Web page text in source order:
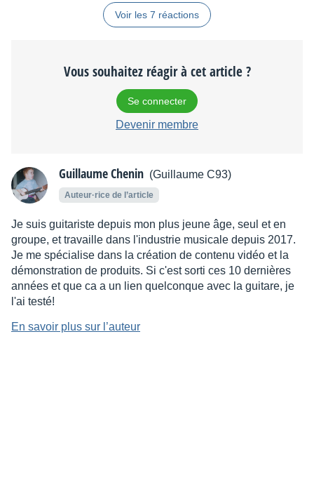
Voir les 7 réactions
Vous souhaitez réagir à cet article ?
Se connecter
Devenir membre
Guillaume Chenin (Guillaume C93)
Auteur·rice de l’article
Je suis guitariste depuis mon plus jeune âge, seul et en
groupe, et travaille dans l'industrie musicale depuis 2017.
Je me spécialise dans la création de contenu vidéo et la
démonstration de produits. Si c'est sorti ces 10 dernières
années et que ca a un lien quelconque avec la guitare, je
l'ai testé!
En savoir plus sur l’auteur